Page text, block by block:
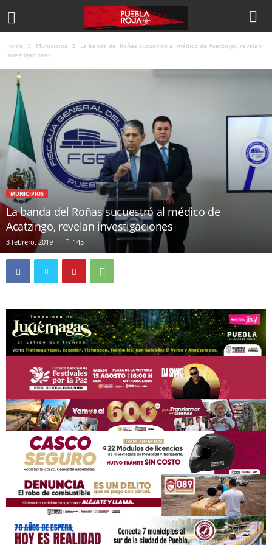
Home Municipios
La banda del Roñas sucuestró al médico de Acatzingo, revelan
investigaciones
MUNICIPIOS
La banda del Roñas sucuestró al médico de
Acatzingo, revelan investigaciones
3 febrero, 2019 145